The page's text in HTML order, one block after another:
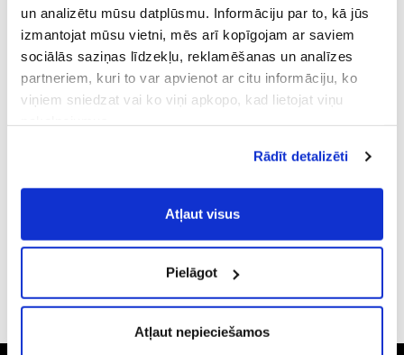
un analizētu mūsu datplūsmu. Informāciju par to, kā jūs
izmantojat mūsu vietni, mēs arī kopīgojam ar saviem
sociālās saziņas līdzekļu, reklamēšanas un analīzes
partneriem, kuri to var apvienot ar citu informāciju, ko
viņiem sniedzat vai ko viņi apkopo, kad lietojat viņu
Vispārīgiem vietnes lietošanas
noteikumiem(saīsināti - VVLN).
Rādīt detalizēti
Atļaut visus
Pielāgot
Atļaut nepieciešamos
Attēls ir ilustratīvs, preces izskats var atšķirties
Single malt
THE GLENLIVET 12YO + 2 GLĀZES
INFORMĀCIJA PAR PRODUKTU